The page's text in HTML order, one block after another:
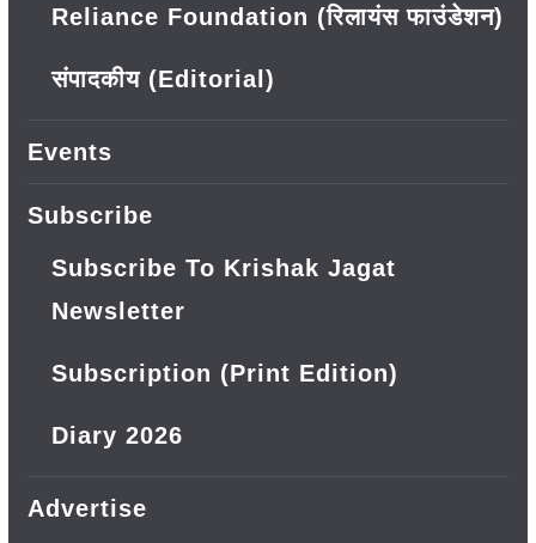
Reliance Foundation (रिलायंस फाउंडेशन)
संपादकीय (Editorial)
Events
Subscribe
Subscribe To Krishak Jagat
Newsletter
Subscription (Print Edition)
Diary 2026
Advertise